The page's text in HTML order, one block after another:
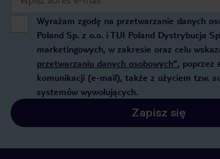
Wyrażam zgodę na przetwarzanie danych
Poland Sp. z o.o. i TUI Poland Dystrybucja
marketingowych, w zakresie oraz celu
przetwarzaniu danych osobowych”, poprzez
komunikacji (e-mail), także z użyciem tzw.
systemów wywołujących.
Zapisz się